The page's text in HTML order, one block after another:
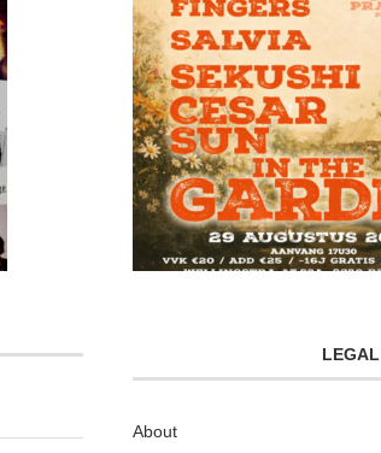
LEGAL
About